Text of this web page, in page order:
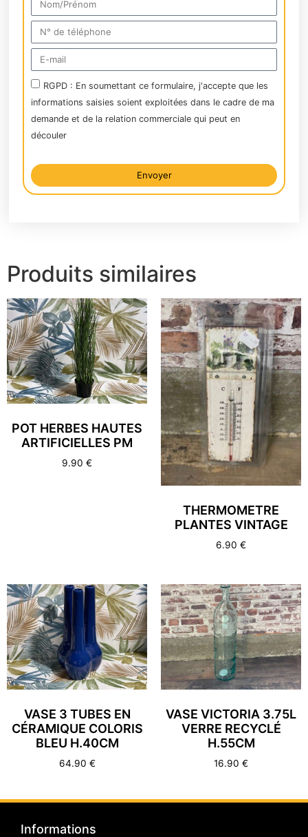
RGPD : En soumettant ce formulaire, j'accepte que les
informations saisies soient exploitées dans le cadre de ma
demande et de la relation commerciale qui peut en
découler
Envoyer
Alternative:
Produits similaires
POT HERBES HAUTES
ARTIFICIELLES PM
9.90 €
THERMOMETRE
PLANTES VINTAGE
6.90 €
VASE 3 TUBES EN
CÉRAMIQUE COLORIS
BLEU H.40CM
64.90 €
VASE VICTORIA 3.75L
VERRE RECYCLÉ
H.55CM
16.90 €
Informations